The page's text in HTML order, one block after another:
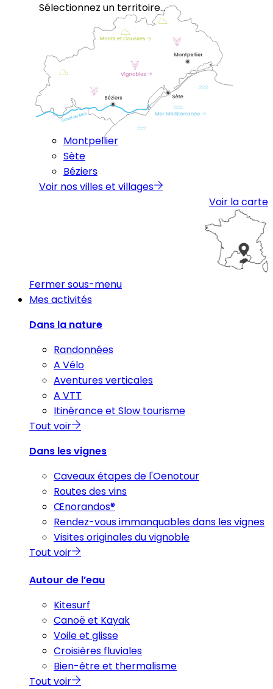
Sélectionnez un territoire...
Montpellier
Sète
Béziers
Voir nos villes et villages
Voir la carte
Fermer sous-menu
Mes activités
Dans la nature
Randonnées
A Vélo
Aventures verticales
A VTT
Itinérance et Slow tourisme
Tout voir
Dans les vignes
Caveaux étapes de l'Oenotour
Routes des vins
Œnorandos®
Rendez-vous immanquables dans les vignes
Visites originales du vignoble
Tout voir
Autour de l’eau
Kitesurf
Canoë et Kayak
Voile et glisse
Croisières fluviales
Bien-être et thermalisme
Tout voir